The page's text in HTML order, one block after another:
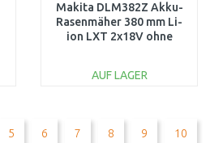
Makita DLM382Z Akku-
Rasenmäher 380 mm Li-
ion LXT 2x18V ohne
AUF LAGER
Vergleichen
5 6 7 8 9 10